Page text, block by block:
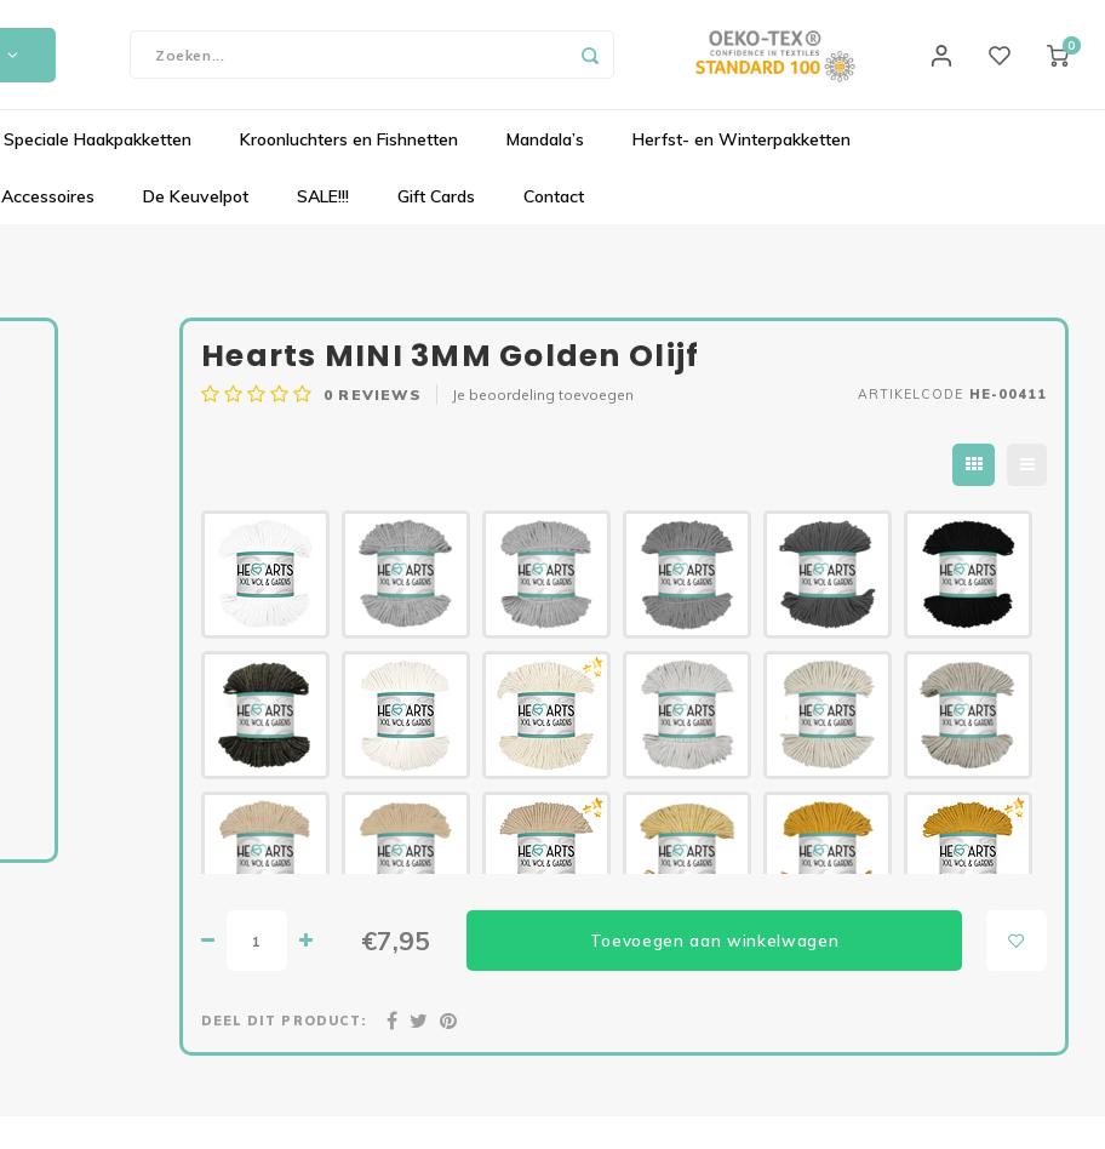
0
Speciale Haakpakketten Kroonluchters en Fishnetten Mandala’s Herfst- en Winterpakketten
Accessoires De Keuvelpot SALE!!! Gift Cards Contact
Hearts MINI 3MM Golden Olijf
0 REVIEWS Je beoordeling toevoegen ARTIKELCODE HE-00411
€7,95 Toevoegen aan winkelwagen
DEEL DIT PRODUCT: